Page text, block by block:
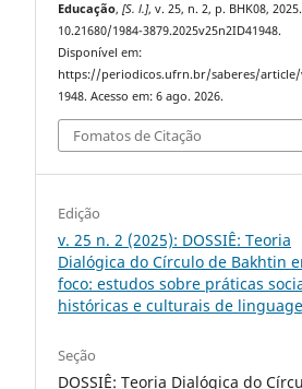
Educação,[S. l.], v. 25, n. 2, p. BHK08,
10.21680/1984-3879.2025v25n2ID41948.
Disponível em:
https://periodicos.ufrn.br/saberes/
1948. Acesso em: 6 ago. 2026.
Fomatos de Citação
Edição
v. 25 n. 2 (2025): DOSSIÊ: Teoria
Dialógica do Círculo de Bakhtin
foco: estudos sobre práticas
históricas e culturais de
Seção
DOSSIÊ: Teoria Dialógica do